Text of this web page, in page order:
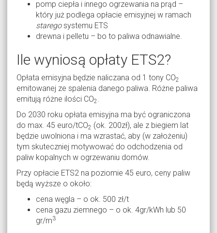
pomp ciepła i innego ogrzewania na prąd –
który już podlega opłacie emisyjnej w ramach
staregosystemu ETS
drewna i pelletu – bo to paliwa odnawialne.
Ile wyniosą opłaty ETS2?
Opłata emisyjna będzie naliczana od 1 tony CO2
emitowanej ze spalenia danego paliwa. Różne paliwa
emitują różne ilości CO2.
Do 2030 roku opłata emisyjna ma być ograniczona
do max. 45 euro/tCO2 (ok. 200zł), ale z biegiem lat
będzie uwolniona i ma wzrastać, aby (w założeniu)
tym skuteczniej motywować do odchodzenia od
paliw kopalnych w ogrzewaniu domów.
Przy opłacie ETS2 na poziomie 45 euro, ceny paliw
będą wyższe o około:
cena węgla – o ok. 500 zł/t
cena gazu ziemnego – o ok. 4gr/kWh lub 50
gr/m3